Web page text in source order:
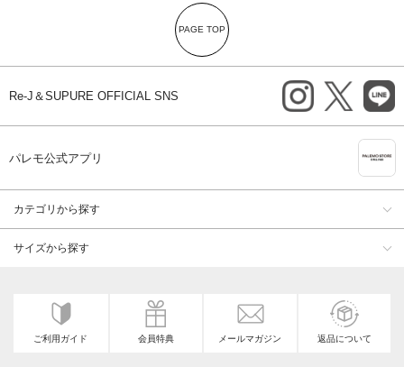
PAGE TOP
Re-J＆SUPURE OFFICIAL SNS
instagram
パレモ公式アプリ
カテゴリから探す
サイズから探す
ご利用ガイド 会員特典 メールマガジン 返品について